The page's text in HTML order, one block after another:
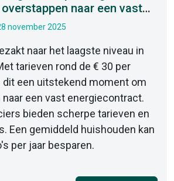
naar een vast
november 2025
naar het laagste niveau in
tarieven rond de € 30 per
een uitstekend moment om
een vast energiecontract.
bieden scherpe tarieven en
Een gemiddeld huishouden kan
per jaar besparen.